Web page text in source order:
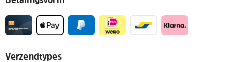
Verzendtypes